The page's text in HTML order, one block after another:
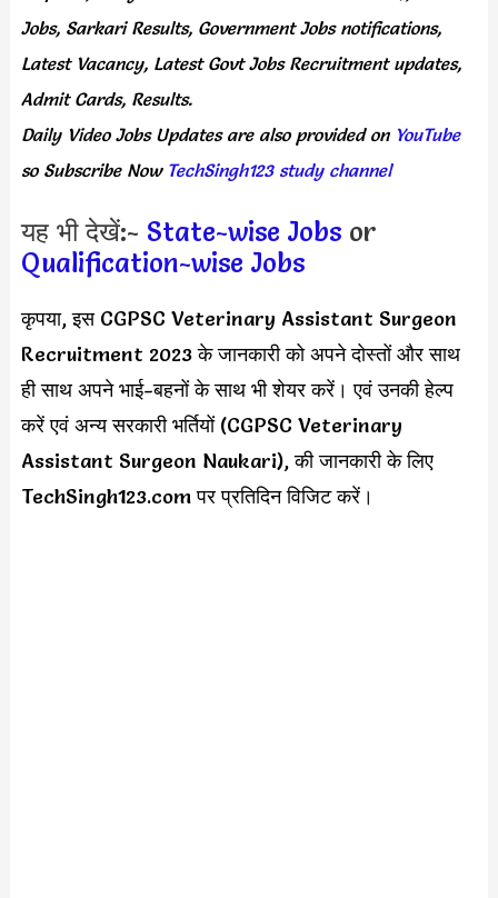
Jobs, Sarkari Results, Government Jobs notifications,
Latest Vacancy, Latest Govt Jobs Recruitment updates,
Admit Cards, Results.
Daily Video Jobs Updates are also provided onYouTube
so Subscribe Now TechSingh123 study channel
यह भी देखें:- State-wise Jobs or
Qualification-wise Jobs
कृपया, इस CGPSC Veterinary Assistant Surgeon
Recruitment 2023 के जानकारी को अपने दोस्तों और साथ
ही साथ अपने भाई-बहनों के साथ भी शेयर करें। एवं उनकी हेल्प
करें एवं अन्य सरकारी भर्तियों (CGPSC Veterinary
Assistant Surgeon Naukari), की जानकारी के लिए
TechSingh123.com पर प्रतिदिन विजिट करें।